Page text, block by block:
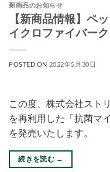
新商品のお知らせ
【新商品情報】ペ
イクロファイバー
POSTED ON 2022年5月30日
この度、株式会社スト
を再利用した「抗菌マ
を発売いたします。
続きを読む →